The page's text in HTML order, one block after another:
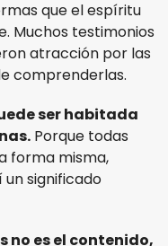
que el espíritu
Muchos testimonios
atracción por las
comprenderlas.
ser habitada
Porque todas
forma misma,
significado
no es el contenido,